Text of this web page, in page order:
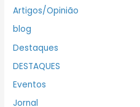
Artigos/Opinião
blog
Destaques
DESTAQUES
Eventos
Jornal